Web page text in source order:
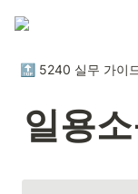
🔝 5240 실무 가이
일용